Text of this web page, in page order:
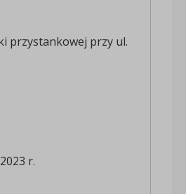
przystankowej przy ul.
r.